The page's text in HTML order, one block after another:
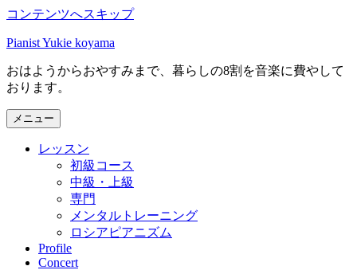
コンテンツへスキップ
Pianist Yukie koyama
おはようからおやすみまで、暮らしの8割を音楽に費やして
おります。
メニュー
レッスン
初級コース
中級・上級
専門
メンタルトレーニング
ロシアピアニズム
Profile
Concert